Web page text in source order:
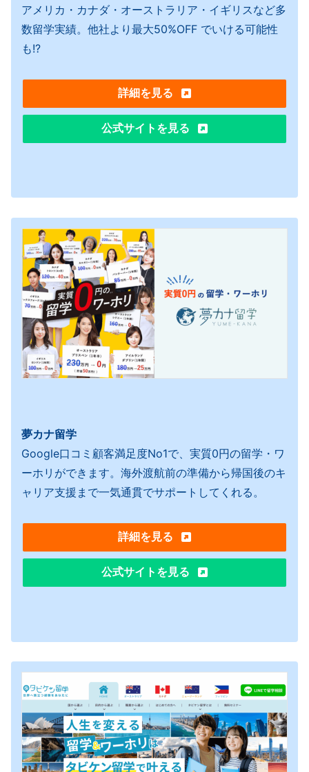
アメリカ・カナダ・オーストラリア・イギリスなど多
数留学実績。他社より最大50%OFF でいける可能性
も!?
詳細を見る
公式サイトを見る
夢カナ留学
Google口コミ顧客満足度No1で、実質0円の留学・ワ
ーホリができます。海外渡航前の準備から帰国後のキ
ャリア支援まで一気通貫でサポートしてくれる。
詳細を見る
公式サイトを見る